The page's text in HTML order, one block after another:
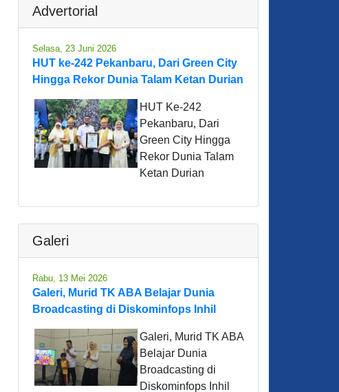
Advertorial
Selasa, 23 Juni 2026
HUT ke-242 Pekanbaru, Dari Green City
Hingga Rekor Dunia Talam Ketan Durian
HUT Ke-242
Pekanbaru, Dari
Green City Hingga
Rekor Dunia Talam
Ketan Durian
Galeri
Rabu, 13 Mei 2026
Galeri, Murid TK ABA Belajar Dunia
Broadcasting di Diskominfops Inhil
Galeri, Murid TK ABA
Belajar Dunia
Broadcasting di
Diskominfops Inhil